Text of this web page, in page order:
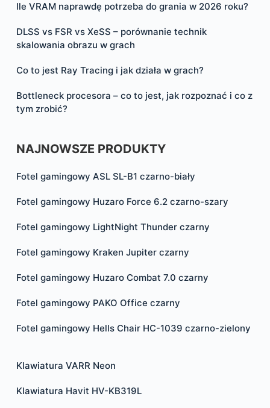
Ile VRAM naprawdę potrzeba do grania w 2026 roku?
DLSS vs FSR vs XeSS – porównanie technik
skalowania obrazu w grach
Co to jest Ray Tracing i jak działa w grach?
Bottleneck procesora – co to jest, jak rozpoznać i co z
tym zrobić?
NAJNOWSZE PRODUKTY
Fotel gamingowy ASL SL-B1 czarno-biały
Fotel gamingowy Huzaro Force 6.2 czarno-szary
Fotel gamingowy LightNight Thunder czarny
Fotel gamingowy Kraken Jupiter czarny
Fotel gamingowy Huzaro Combat 7.0 czarny
Fotel gamingowy PAKO Office czarny
Fotel gamingowy Hells Chair HC-1039 czarno-zielony
Klawiatura VARR Neon
Klawiatura Havit HV-KB319L